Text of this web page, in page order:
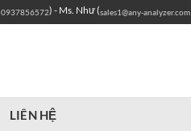
0937856572) - Ms. Như (sales1@any-analyzer.com
LIÊN HỆ